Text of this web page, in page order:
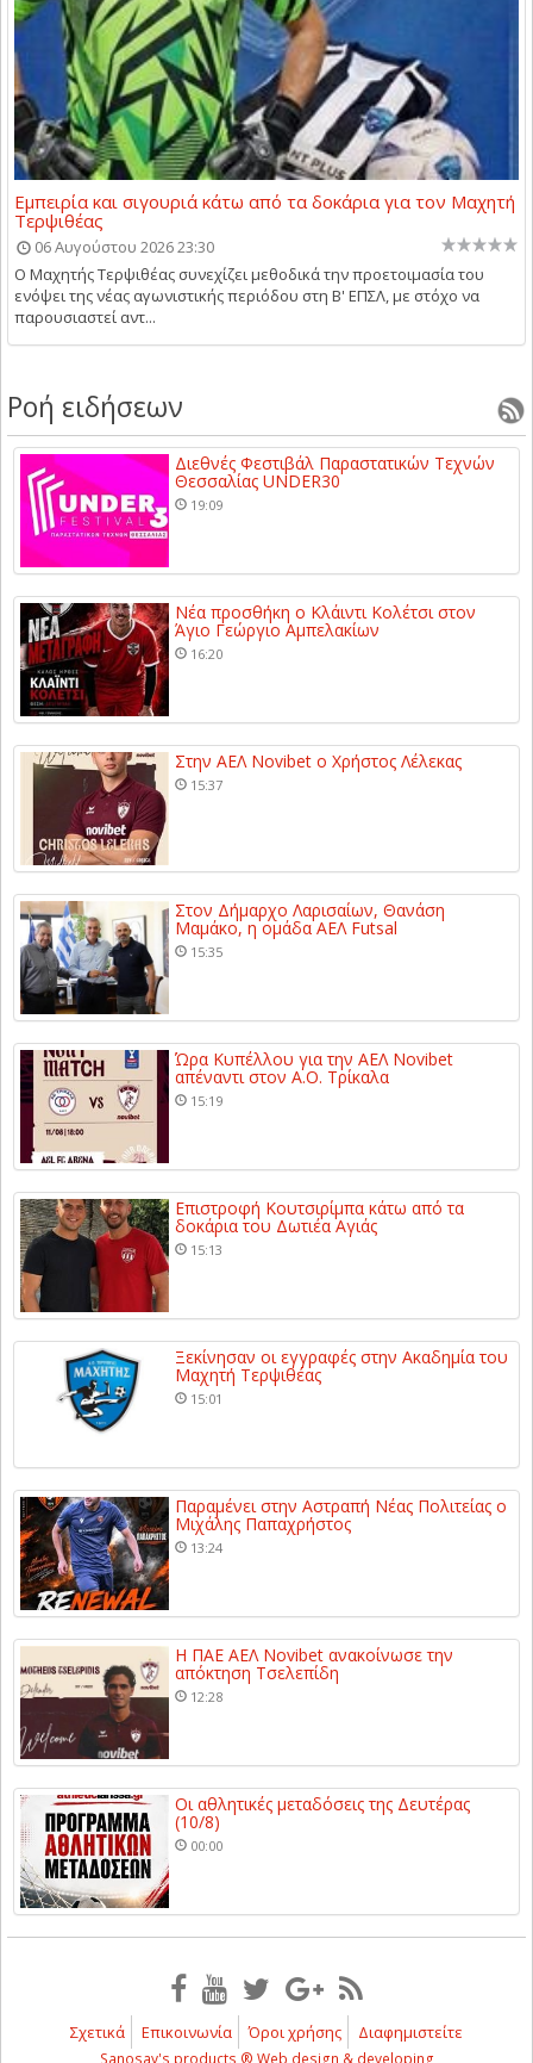
Εμπειρία και σιγουριά κάτω από τα δοκάρια για τον Μαχητή
Τερψιθέας
06 Αυγούστου 2026 23:30
Ο Μαχητής Τερψιθέας συνεχίζει μεθοδικά την προετοιμασία του
ενόψει της νέας αγωνιστικής περιόδου στη Β' ΕΠΣΛ, με στόχο να
παρουσιαστεί αντ...
Ροή ειδήσεων
Διεθνές Φεστιβάλ Παραστατικών Τεχνών
Θεσσαλίας UNDER30
19:09
Νέα προσθήκη ο Κλάιντι Κολέτσι στον
Άγιο Γεώργιο Αμπελακίων
16:20
Στην ΑΕΛ Novibet ο Χρήστος Λέλεκας
15:37
Στον Δήμαρχο Λαρισαίων, Θανάση
Μαμάκο, η ομάδα ΑΕΛ Futsal
15:35
Ώρα Κυπέλλου για την ΑΕΛ Novibet
απέναντι στον Α.Ο. Τρίκαλα
15:19
Επιστροφή Κουτσιρίμπα κάτω από τα
δοκάρια του Δωτιέα Αγιάς
15:13
Ξεκίνησαν οι εγγραφές στην Ακαδημία του
Μαχητή Τερψιθέας
15:01
Παραμένει στην Αστραπή Νέας Πολιτείας ο
Μιχάλης Παπαχρήστος
13:24
Η ΠΑΕ ΑΕΛ Novibet ανακοίνωσε την
απόκτηση Τσελεπίδη
12:28
Οι αθλητικές μεταδόσεις της Δευτέρας
(10/8)
00:00
Σχετικά Επικοινωνία Όροι χρήσης Διαφημιστείτε